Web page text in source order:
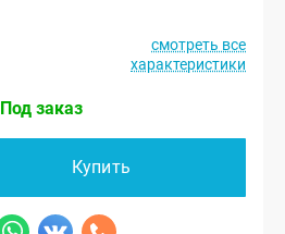
смотреть все
характеристики
Под заказ
Купить